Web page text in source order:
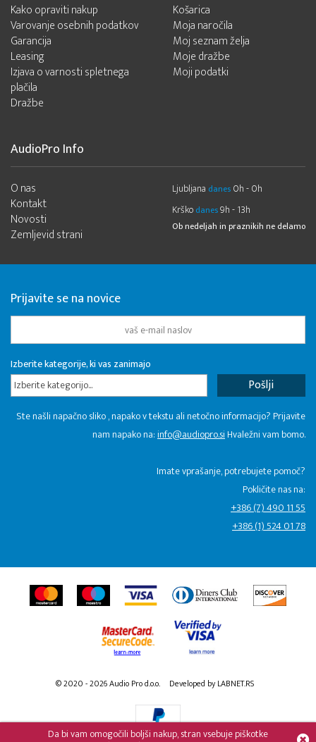
Da bi vam omogočili boljši nakup, stran vsebuje piškotke
Kako opraviti nakup
Varovanje osebnih podatkov
Garancija
Leasing
Izjava o varnosti spletnega
plačila
Dražbe
Košarica
Moja naročila
Moj seznam želja
Moje dražbe
Moji podatki
AudioPro Info
O nas
Kontakt
Novosti
Zemljevid strani
Ljubljana danes 0h - 0h
Krško danes9h - 13h
Ob nedeljah in praznikih ne delamo
Prijavite se na novice
Izberite kategorije, ki vas zanimajo
Izberite kategorijo...
Ste našli napačno sliko , napako v tekstu ali netočno informacijo? Prijavite
nam napako na:info@audiopro.siHvaležni vam bomo.
Imate vprašanje, potrebujete pomoč?
Pokličite nas na:
+386 (7) 490 11 55
+386 (1) 524 01 78
© 2020 - 2026 Audio Pro d.o.o. Developed by LABNET.RS